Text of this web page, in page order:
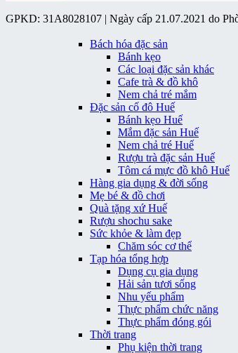
GPKD: 31A8028107 | Ngày cấp 21.07.2021 do
Bách hóa đặc sản
Bánh kẹo
Các loại đặc sản khác
Cafe trà & đồ khô
Nem chả tré mắm
Đặc sản cố đô Huế
Bánh kẹo Huế
Mắm đặc sản Huế
Nem chả tré Huế
Rượu trà đặc sản Huế
Tôm cá mực đồ khô Huế
Hàng gia dụng & đời sống
Mẹ bé & đồ chơi
Quà tặng xứ Huế
Rượu shochu sake
Sức khỏe & làm đẹp
Chăm sóc cơ thể
Tạp hóa tổng hợp
Dụng cụ gia dụng
Hải sản tươi sống
Nhu yếu phẩm
Thực phẩm chức năng
Thực phẩm đóng gói
Thời trang
Phụ kiện thời trang